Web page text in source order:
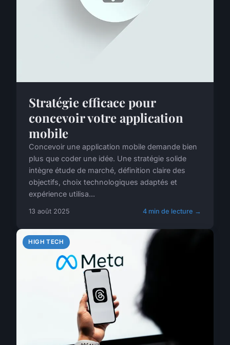
Stratégie efficace pour
concevoir votre application
mobile
Concevoir une application mobile demande bien
plus que coder une idée. Une stratégie solide
intègre étude de marché, définition claire des
objectifs, choix technologiques adaptés et
expérience utilisa...
13 août 2025 4 min de lecture →
HIGH TECH